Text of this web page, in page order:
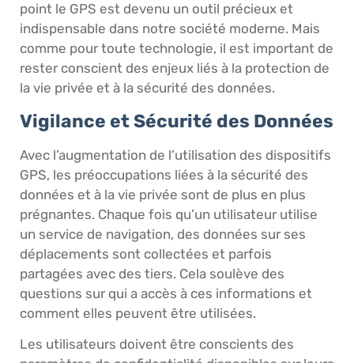
point le GPS est devenu un outil précieux et
indispensable dans notre société moderne. Mais
comme pour toute technologie, il est important de
rester conscient des enjeux liés à la protection de
la vie privée et à la sécurité des données.
Vigilance et Sécurité des Données
Avec l’augmentation de l’utilisation des dispositifs
GPS, les préoccupations liées à la sécurité des
données et à la vie privée sont de plus en plus
prégnantes. Chaque fois qu’un utilisateur utilise
un service de navigation, des données sur ses
déplacements sont collectées et parfois
partagées avec des tiers. Cela soulève des
questions sur qui a accès à ces informations et
comment elles peuvent être utilisées.
Les utilisateurs doivent être conscients des